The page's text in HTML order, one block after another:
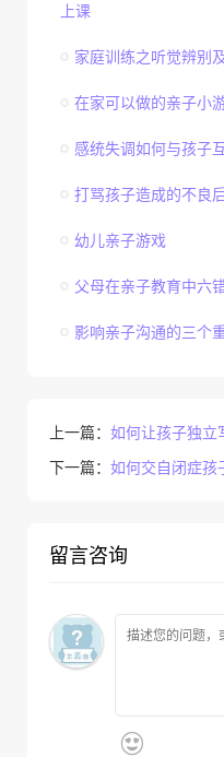
上课
家庭训练之听觉辨别
在家可以做的亲子小
感统失调如何与孩子
打骂孩子造成的不良
幼儿亲子游戏
父母在亲子教育中六
影响亲子沟通的三个
上一篇： 如何让孩子独立
下一篇： 如何交自闭症孩
留言咨询